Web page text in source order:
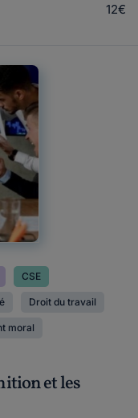
12€
CSE
Droit du travail
moral
et les